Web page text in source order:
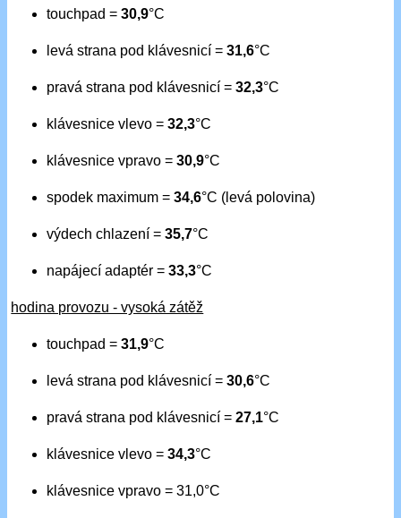
touchpad =30,9°C
levá strana pod klávesnicí =31,6°C
pravá strana pod klávesnicí =32,3°C
klávesnice vlevo =32,3°C
klávesnice vpravo =30,9°C
spodek maximum =34,6°C (levá polovina)
výdech chlazení =35,7°C
napájecí adaptér =33,3°C
hodina provozu - vysoká zátěž
touchpad =31,9°C
levá strana pod klávesnicí =30,6°C
pravá strana pod klávesnicí =27,1°C
klávesnice vlevo =34,3°C
klávesnice vpravo = 31,0°C